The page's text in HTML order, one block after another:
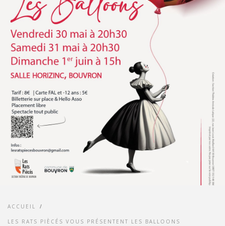
ACCUEIL /
LES RATS PIÈCÉS VOUS PRÉSENTENT LES BALLOONS